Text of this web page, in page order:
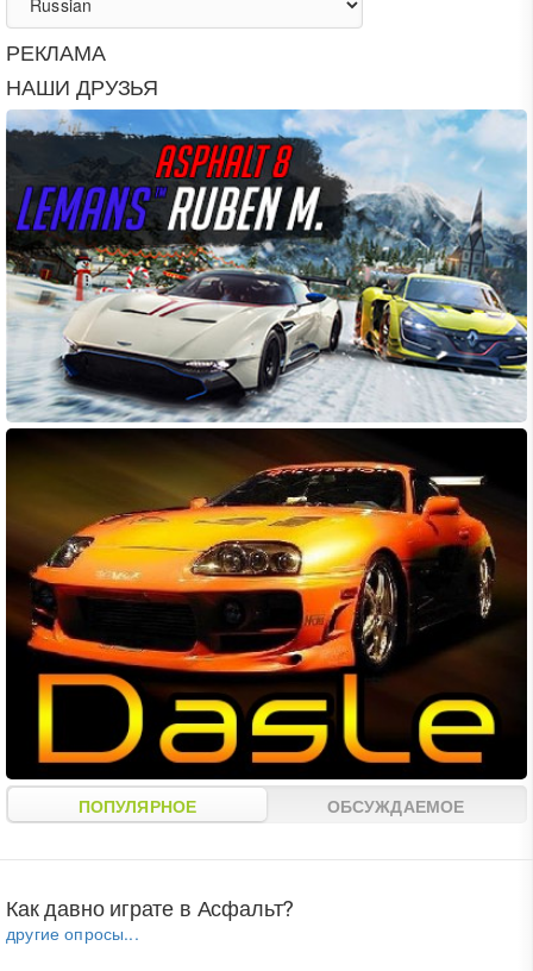
РЕКЛАМА
НАШИ ДРУЗЬЯ
ПОПУЛЯРНОЕ ОБСУЖДАЕМОЕ
Как давно играте в Асфальт?
другие опросы...